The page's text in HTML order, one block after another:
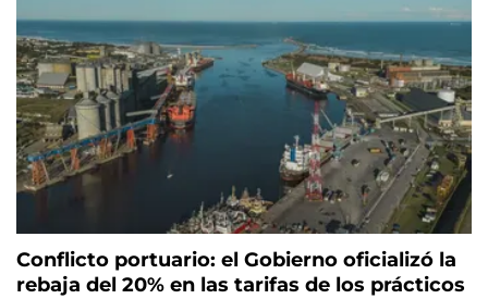
Conflicto portuario: el Gobierno oficializó la
rebaja del 20% en las tarifas de los prácticos